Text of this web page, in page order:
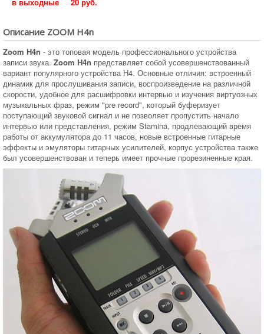
Описание ZOOM H4n
Zoom H4n - это топовая модель профессионального устройства
записи звука. Zoom H4n представляет собой усовершенствованный
вариант популярного устройства H4. Основные отличия: встроенный
динамик для прослушивания записи, воспроизведение на различной
скорости, удобное для расшифровки интервью и изучения виртуозных
музыкальных фраз, режим "pre record", который буферизует
поступающий звуковой сигнал и не позволяет пропустить начало
интервью или представления, режим Stamina, продлевающий время
работы от аккумулятора до 11 часов, новые встроенные гитарные
эффекты и эмуляторы гитарных усилителей, корпус устройства также
был усовершенствован и теперь имеет прочные прорезиненные края.